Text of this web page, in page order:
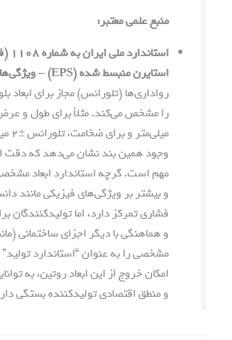
منبع علمی معتبر:
استایرن منبسط شده (EPS) – ویژگی‌ها):
رواداری‌ها (تلورانس) مجاز برای ابعاد
وجود همین بند نشان می‌دهد که دقت
مهم است. گرچه استاندارد ابعاد
و بیشتر بر ویژگی‌های فیزیکی مانند
فشاری تمرکز دارد، اما تولیدکنندگان
و هماهنگی با دیگر اجزای ساختمانی
مشخصی را به عنوان “استاندارد
امکان خروج از این ابعاد روتین، به
و منطق اقتصادی تولیدکننده بستگی